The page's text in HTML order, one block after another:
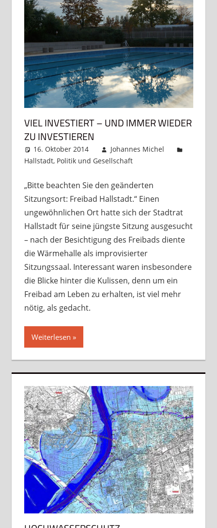
VIEL INVESTIERT – UND IMMER WIEDER
ZU INVESTIEREN
16. Oktober 2014
Johannes Michel
Hallstadt, Politik und Gesellschaft
„Bitte beachten Sie den geänderten
Sitzungsort: Freibad Hallstadt.“ Einen
ungewöhnlichen Ort hatte sich der Stadtrat
Hallstadt für seine jüngste Sitzung ausgesucht
– nach der Besichtigung des Freibads diente
die Wärmehalle als improvisierter
Sitzungssaal. Interessant waren insbesondere
die Blicke hinter die Kulissen, denn um ein
Freibad am Leben zu erhalten, ist viel mehr
nötig, als gedacht.
Weiterlesen